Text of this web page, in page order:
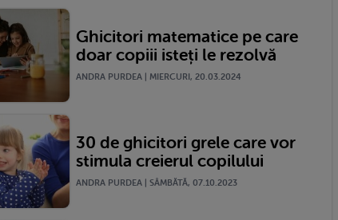
Ghicitori matematice pe care
doar copiii isteți le rezolvă
ANDRA PURDEA | MIERCURI, 20.03.2024
30 de ghicitori grele care vor
stimula creierul copilului
ANDRA PURDEA | SÂMBĂTĂ, 07.10.2023